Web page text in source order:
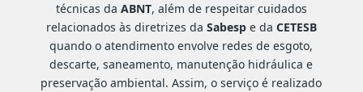
técnicas da ABNT, além de respeitar cuidados
relacionados às diretrizes da Sabespe da CETESB
quando o atendimento envolve redes de esgoto,
descarte, saneamento, manutenção hidráulica e
preservação ambiental. Assim, o serviço é realizado